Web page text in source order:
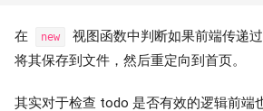
在 new
视图函数中判断如果前端传递
将其保存到文件，然后重定向到首页。
其实对于检查 todo 是否有效的逻辑前端